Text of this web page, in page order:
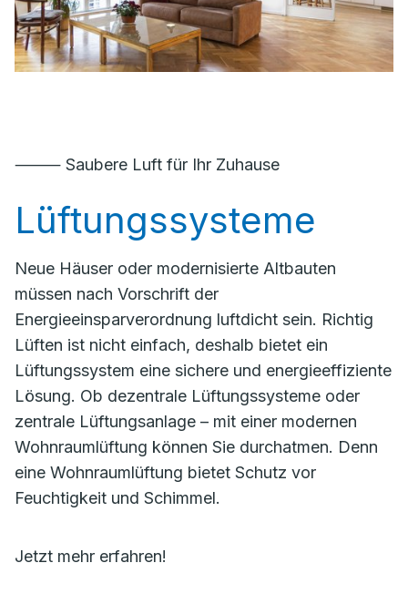
⸻ Saubere Luft für Ihr Zuhause
Lüftungssysteme
Neue Häuser oder modernisierte Altbauten
müssen nach Vorschrift der
Energieeinsparverordnung luftdicht sein. Richtig
Lüften ist nicht einfach, deshalb bietet ein
Lüftungssystem eine sichere und energieeffiziente
Lösung. Ob dezentrale Lüftungssysteme oder
zentrale Lüftungsanlage – mit einer modernen
Wohnraumlüftung können Sie durchatmen. Denn
eine Wohnraumlüftung bietet Schutz vor
Feuchtigkeit und Schimmel.
Jetzt mehr erfahren!